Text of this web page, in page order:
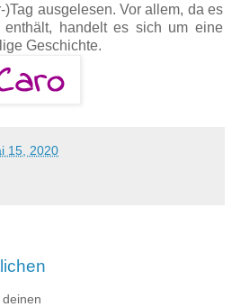
ausgelesen. Vor allem, da es
enthält, handelt es sich um eine
Geschichte.
15, 2020